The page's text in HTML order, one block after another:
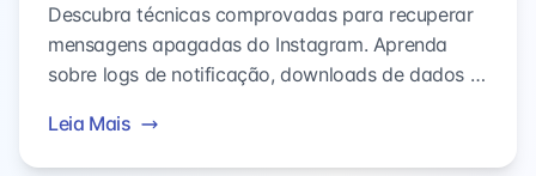
Descubra técnicas comprovadas para recuperar
mensagens apagadas do Instagram. Aprenda
sobre logs de notificação, downloads de dados e
para recuperar DMs perdidos.
Leia Mais